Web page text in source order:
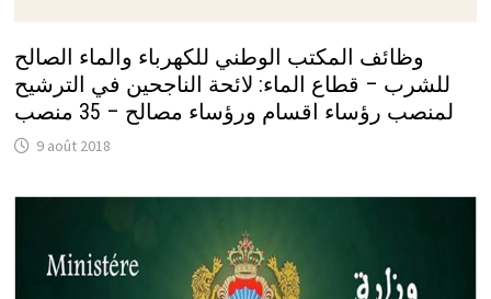
وظائف المكتب الوطني للكهرباء والماء الصالح
للشرب – قطاع الماء: لائحة الناجحين في الترشيح
لمنصب رؤساء اقسام ورؤساء مصالح – 35 منصب
9 août 2018